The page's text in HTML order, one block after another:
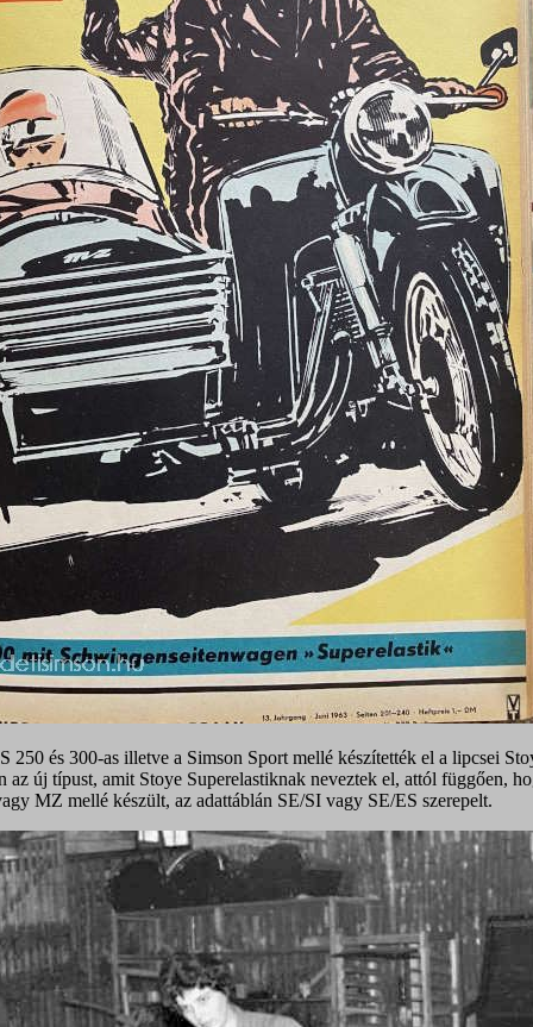
250 és 300-as illetve a Simson Sport mellé készítették el a lipcsei
az új típust, amit Stoye Superelastiknak neveztek el, attól függően,
MZ mellé készült, az adattáblán SE/SI vagy SE/ES szerepelt.